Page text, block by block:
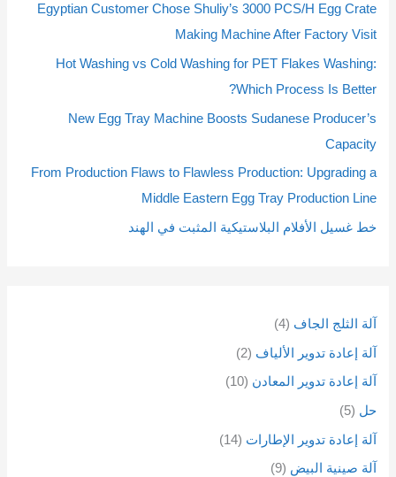
Egyptian Customer Chose Shuliy’s 3000 PCS/H Egg Crate
Making Machine After Factory Visit
Hot Washing vs Cold Washing for PET Flakes Washing:
Which Process Is Better?
New Egg Tray Machine Boosts Sudanese Producer’s
Capacity
From Production Flaws to Flawless Production: Upgrading a
Middle Eastern Egg Tray Production Line
خط غسيل الأفلام البلاستيكية المثبت في الهند
آلة الثلج الجاف 4
م
ن
ت
ج
آلة إعادة تدوير الألياف 2
م
ن
ت
ج
آلة إعادة تدوير المعادن 10
0
م
ن
ت
حل 5
م
ن
ت
ج
ا
ت
آلة إعادة تدوير الإطارات 14
4
م
ن
آلة صينية البيض 9
م
ن
ت
ج
ا
3
م
ن
م
ن
ت
ج
م
ن
ت
ج
ا
م
ن
ت
ج
م
ن
ت
ج
0
م
ن
ت
م
ن
ت
ج
ا
ت
4
م
ن
م
ن
ت
ج
ا
3
م
ن
م
ن
ت
ج
م
ن
ت
ج
ا